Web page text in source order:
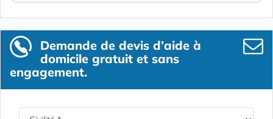
Demande de devis d’aide à
domicile gratuit et sans
engagement.